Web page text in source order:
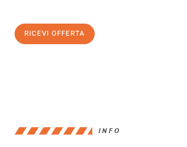
RICEVI OFFERTA
INFO